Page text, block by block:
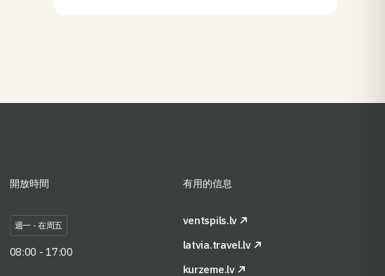
開放時間 有用的信息
週一 - 在周五
08:00 - 17:00
ventspils.lv
latvia.travel.lv
kurzeme.lv